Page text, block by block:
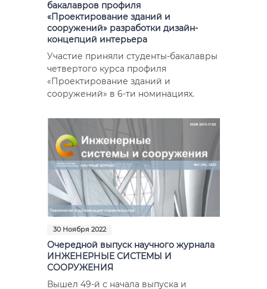
бакалавров профиля
«Проектирование зданий и
сооружений» разработки дизайн-
концепций интерьера
Участие приняли студенты-бакалавры
четвертого курса профиля
«Проектирование зданий и
сооружений» в 6-ти номинациях.
30 Ноября 2022
Очередной выпуск научного журнала
ИНЖЕНЕРНЫЕ СИСТЕМЫ И
СООРУЖЕНИЯ
Вышел 49-й с начала выпуска и